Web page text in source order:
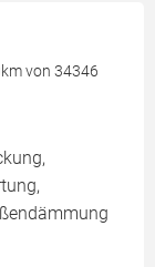
von 34346